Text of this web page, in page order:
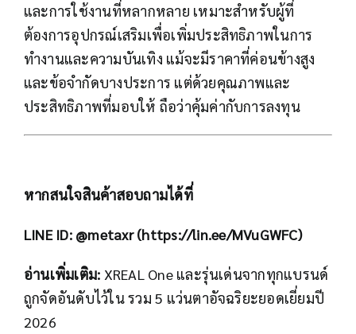
และการใช้งานที่หลากหลาย เหมาะสำหรับผู้ที่
ต้องการอุปกรณ์เสริมเพื่อเพิ่มประสิทธิภาพในการ
ทำงานและความบันเทิง แม้จะมีราคาที่ค่อนข้างสูง
และข้อจำกัดบางประการ แต่ด้วยคุณภาพและ
ประสิทธิภาพที่มอบให้ ถือว่าคุ้มค่ากับการลงทุน
หากสนใจสินค้าสอบถามได้ที่
LINE ID: @metaxr (https://lin.ee/MVuGWFC)
อ่านเพิ่มเติม: XREAL One และรุ่นเด่นจากทุกแบรนด์
ถูกจัดอันดับไว้ในรวม 5 แว่นตาอัจฉริยะยอดเยี่ยมปี
2026